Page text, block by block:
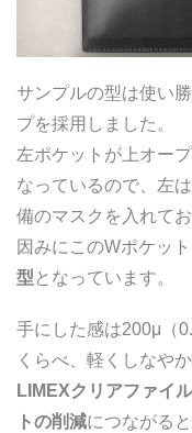
サンプルの型は使い
プを採用しました。
左ポケットが上オー
なっているので、左
備のマスクを入れて
因みにこのWポケッ
型 となっています。
手にした感は200μ（
くらべ、軽くしなや
LIMEXクリアファイ
トの削減につながる